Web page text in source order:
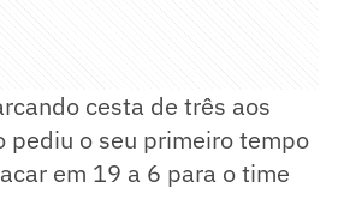
cesta de três aos
pediu o seu primeiro tempo
em 19 a 6 para o time